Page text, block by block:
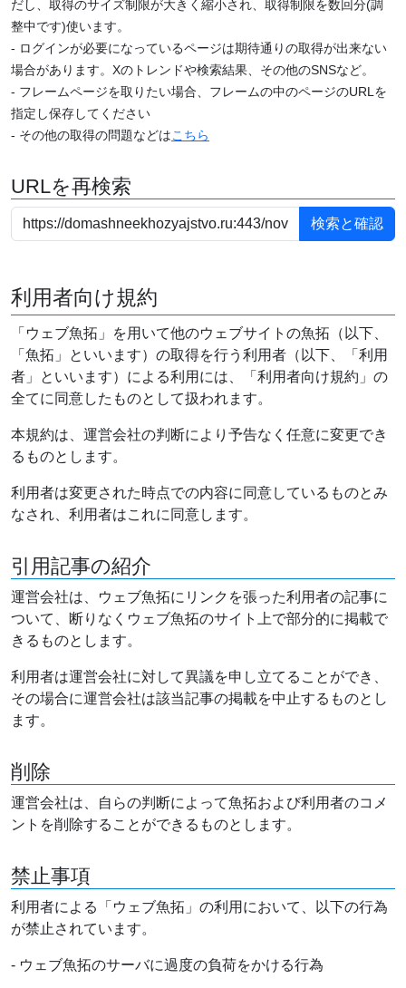
だし、取得のサイズ制限が大きく縮小され、取得制限を数回分(調
整中です)使います。
- ログインが必要になっているページは期待通りの取得が出来ない
場合があります。Xのトレンドや検索結果、その他のSNSなど。
- フレームページを取りたい場合、フレームの中のページのURLを
指定し保存してください
- その他の取得の問題などはこちら
URLを再検索
利用者向け規約
「ウェブ魚拓」を用いて他のウェブサイトの魚拓（以下、
「魚拓」といいます）の取得を行う利用者（以下、「利用
者」といいます）による利用には、「利用者向け規約」の
全てに同意したものとして扱われます。
本規約は、運営会社の判断により予告なく任意に変更でき
るものとします。
利用者は変更された時点での内容に同意しているものとみ
なされ、利用者はこれに同意します。
引用記事の紹介
運営会社は、ウェブ魚拓にリンクを張った利用者の記事に
ついて、断りなくウェブ魚拓のサイト上で部分的に掲載で
きるものとします。
利用者は運営会社に対して異議を申し立てることができ、
その場合に運営会社は該当記事の掲載を中止するものとし
ます。
削除
運営会社は、自らの判断によって魚拓および利用者のコメ
ントを削除することができるものとします。
禁止事項
利用者による「ウェブ魚拓」の利用において、以下の行為
が禁止されています。
- ウェブ魚拓のサーバに過度の負荷をかける行為